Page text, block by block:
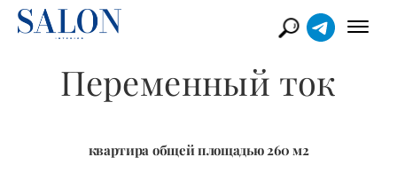
Переменный ток
квартира общей площадью 260 м2